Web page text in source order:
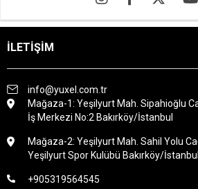
İLETİŞİM
info@yuxel.com.tr
Mağaza-1: Yeşilyurt Mah. Sipahioğlu
İş Merkezi No:2 Bakırköy/İstanbul
Mağaza-2: Yeşilyurt Mah. Sahil Yolu
Yeşilyurt Spor Kulübü Bakırköy/İstanbul
+905319564545